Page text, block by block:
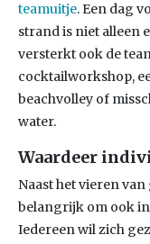
teamuitje. Een dag
strand is niet alleen
versterkt ook de
cocktailworkshop,
beachvolley of
water.
Waardeer
Naast het vieren
belangrijk om ook
Iedereen wil zich